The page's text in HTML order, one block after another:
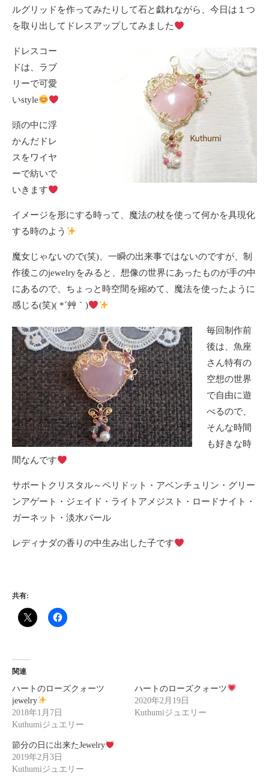
ルグリッドを作ってみたりして石と戯れながら、今日は１つ
を取り出してドレスアップしてみました
ドレスコー
ドは、ラブ
リーで可愛
いstyle
頭の中に浮
かんだドレ
スをワイヤ
ーで紡いで
いきます
イメージを形にする時って、魔法の杖を使って何かを具現化
する時のよう
魔女じゃないので(笑)、一瞬の出来事ではないのですが、制
作後このjewelryをみると、想像の世界にあったものが手の中
にあるので、ちょっと時空間を縮めて、魔法を使ったように
感じる(笑)( *´艸｀)
毎回制作前
後は、魚座
さん特有の
空想の世界
で自由に遊
べるので、
そんな時間
も好きな時
間なんです
サポートクリスタル～ペリドット・アベンチュリン・グリー
ンアゲート・ジェイド・ライトアメジスト・ロードナイト・
ガーネット・淡水パール
レディナダの香りの中生み出した子です
共有:
関連
ハートのローズクォーツ
jewelry
2018年1月7日
Kuthumiジュエリー
ハートのローズクォーツ
2020年2月19日
Kuthumiジュエリー
節分の日に出来たJewelry
2019年2月3日
Kuthumiジュエリー